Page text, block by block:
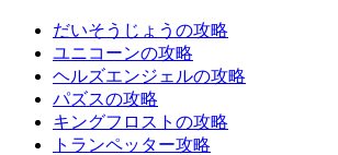
だいそうじょうの攻略
ユニコーンの攻略
ヘルズエンジェルの攻略
パズスの攻略
キングフロストの攻略
トランペッター攻略